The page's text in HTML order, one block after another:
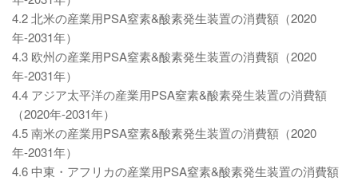
4.2 北米の産業用PSA窒素&酸素発生装置の消費額（2020
年-2031年）
4.3 欧州の産業用PSA窒素&酸素発生装置の消費額（2020
年-2031年）
4.4 アジア太平洋の産業用PSA窒素&酸素発生装置の消費額
（2020年-2031年）
4.5 南米の産業用PSA窒素&酸素発生装置の消費額（2020
年-2031年）
4.6 中東・アフリカの産業用PSA窒素&酸素発生装置の消費額